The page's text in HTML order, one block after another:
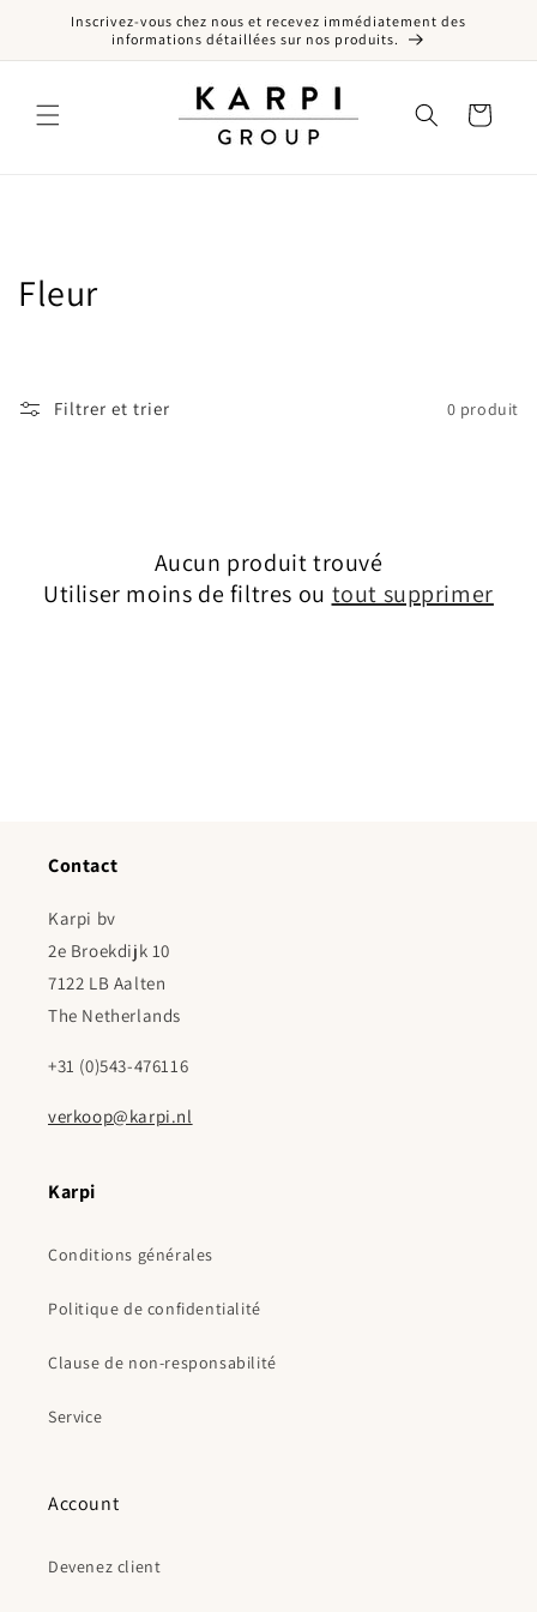
et passer au contenu
Inscrivez-vous chez nous et recevez immédiatement des
informations détaillées sur nos produits.
Panier
Collection:
Fleur
Filtrer et trier 0 produit
Aucun produit trouvé
Utiliser moins de filtres ou tout supprimer
Contact
Karpi bv
2e Broekdijk 10
7122 LB Aalten
The Netherlands
+31 (0)543-476116
verkoop@karpi.nl
Karpi
Conditions générales
Politique de confidentialité
Clause de non-responsabilité
Service
Account
Devenez client